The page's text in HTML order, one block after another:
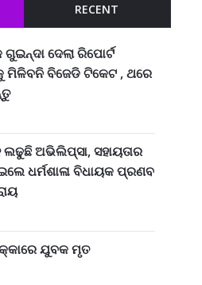
RECENT
ଦେଲା ରିପୋର୍ଟ
ମିଳିବନି ବିଜେଡି ଟିକେଟ , ଥରେ
ଅଭିଲିପ୍ସା, ସହାୟତାର
ଧର୍ମଶାଳା ବିଧାୟକ ପ୍ରଣବ
ଯୁବକ ମୃତ